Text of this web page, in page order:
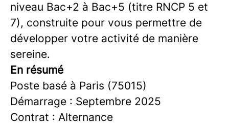
niveau Bac+2 à Bac+5 (titre RNCP 5 et
7), construite pour vous permettre de
développer votre activité de manière
sereine.
En résumé
Poste basé à Paris (75015)
Démarrage : Septembre 2025
Contrat : Alternance